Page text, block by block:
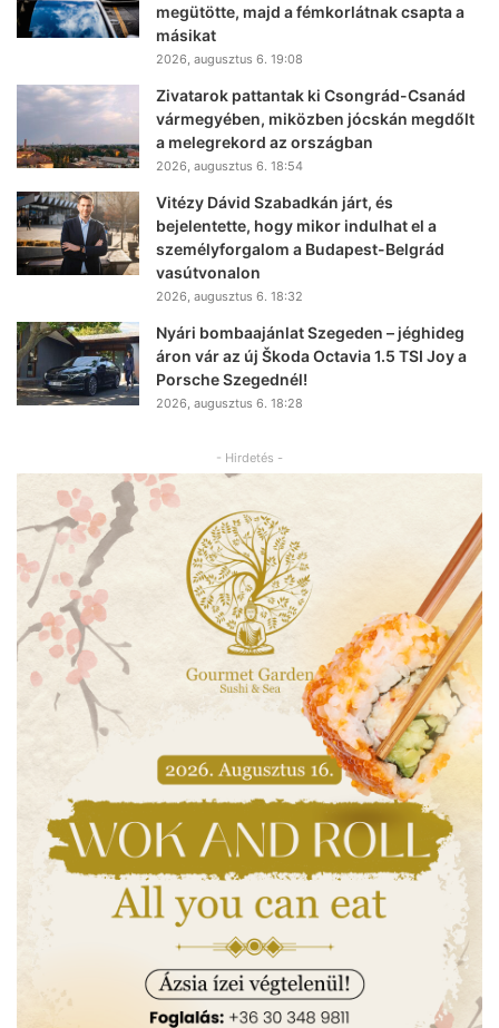
megütötte, majd a fémkorlátnak csapta a
másikat
2026, augusztus 6. 19:08
Zivatarok pattantak ki Csongrád-Csanád
vármegyében, miközben jócskán megdőlt
a melegrekord az országban
2026, augusztus 6. 18:54
Vitézy Dávid Szabadkán járt, és
bejelentette, hogy mikor indulhat el a
személyforgalom a Budapest-Belgrád
vasútvonalon
2026, augusztus 6. 18:32
Nyári bombaajánlat Szegeden – jéghideg
áron vár az új Škoda Octavia 1.5 TSI Joy a
Porsche Szegednél!
2026, augusztus 6. 18:28
- Hirdetés -